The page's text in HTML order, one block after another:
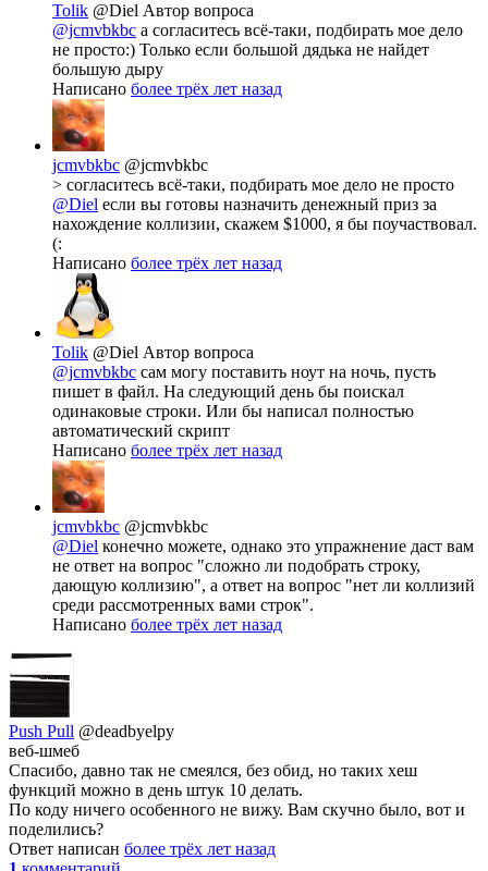
Tolik @Diel Автор вопроса
@jcmvbkbc а согласитесь всё-таки, подбирать мое дело
не просто:) Только если большой дядька не найдет
большую дыру
Написано более трёх лет назад
jcmvbkbc @jcmvbkbc
> согласитесь всё-таки, подбирать мое дело не просто
@Diel если вы готовы назначить денежный приз за
нахождение коллизии, скажем $1000, я бы поучаствовал.
(:
Написано более трёх лет назад
Tolik @Diel Автор вопроса
@jcmvbkbc сам могу поставить ноут на ночь, пусть
пишет в файл. На следующий день бы поискал
одинаковые строки. Или бы написал полностью
автоматический скрипт
Написано более трёх лет назад
jcmvbkbc @jcmvbkbc
@Diel конечно можете, однако это упражнение даст вам
не ответ на вопрос "сложно ли подобрать строку,
дающую коллизию", а ответ на вопрос "нет ли коллизий
среди рассмотренных вами строк".
Написано более трёх лет назад
Push Pull @deadbyelpy
веб-шмеб
Спасибо, давно так не смеялся, без обид, но таких хеш
функций можно в день штук 10 делать.
По коду ничего особенного не вижу. Вам скучно было, вот и
поделились?
Ответ написан более трёх лет назад